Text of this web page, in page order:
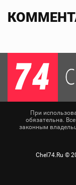
При
обязательна.
законным
Chel74.Ru ©